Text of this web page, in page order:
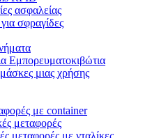
ασφαλείας
σφραγίδες
Εμπορευματοκιβώτια
μιας χρήσης
με container
μεταφορές
μεταφορές με νταλίκες